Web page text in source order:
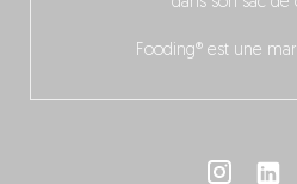
Fooding® est une